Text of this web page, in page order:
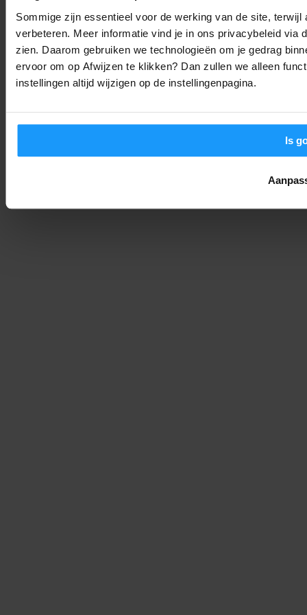
Sommige zijn essentieel voor de werking van de site,
verbeteren. Meer informatie vind je in ons privacybeleid via
zien. Daarom gebruiken we technologieën om je gedrag
ervoor om op Afwijzen te klikken? Dan zullen we alleen
instellingen altijd wijzigen op de instellingenpagina.
Is
De Philips Hue Bridge Pro is Hier: Waarom Je Smarthome Nooit
Meer Hetzelfde Zal Zijn
Nieuws Joshua - 4. september 2025